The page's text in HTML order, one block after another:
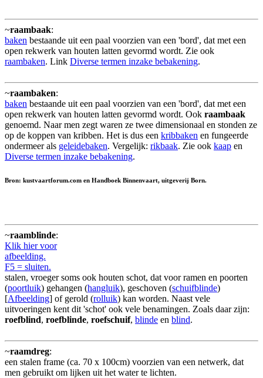
~raambaak:
baken bestaande uit een paal voorzien van een 'bord', dat met een
open rekwerk van houten latten gevormd wordt. Zie ook
raambaken. Link Diverse termen inzake bebakening.
~raambaken:
baken bestaande uit een paal voorzien van een 'bord', dat met een
open rekwerk van houten latten gevormd wordt. Ook raambaak
genoemd. Naar men zegt waren ze twee dimensionaal en stonden ze
op de koppen van kribben. Het is dus een kribbaken en fungeerde
ondermeer als geleidebaken. Vergelijk: rikbaak. Zie ook kaap en
Diverse termen inzake bebakening.
Bron: kustvaartforum.com en Handboek Binnenvaart, uitgeverij Born.
~raamblinde:
Klik hier voor
afbeelding.
F5 = sluiten.
stalen, vroeger soms ook houten schot, dat voor ramen en poorten
(poortluik) gehangen (hangluik), geschoven (schuifblinde)
[Afbeelding] of gerold (rolluik) kan worden. Naast vele
uitvoeringen kent dit 'schot' ook vele benamingen. Zoals daar zijn:
roefblind, roefblinde, roefschuif, blinde en blind.
~raamdreg:
een stalen frame (ca. 70 x 100cm) voorzien van een netwerk, dat
men gebruikt om lijken uit het water te lichten.